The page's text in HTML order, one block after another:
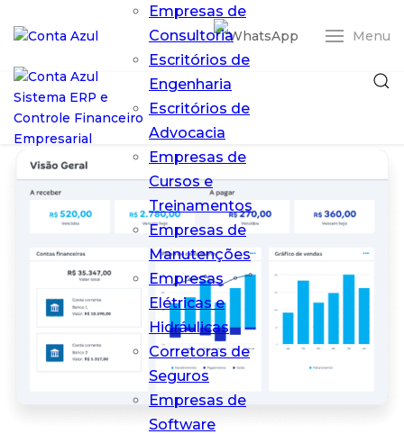
Menu
Empresas de
Consultoria
Escritórios de
Engenharia
Escritórios de
Advocacia
Empresas de
Cursos e
Treinamentos
Empresas de
Manutenções
Empresas
Elétricas e
Hidráulicas
Corretoras de
Seguros
Empresas de
Software
ERP Conta Azul
O ERP em nuvem
que simplifica
sua gestão